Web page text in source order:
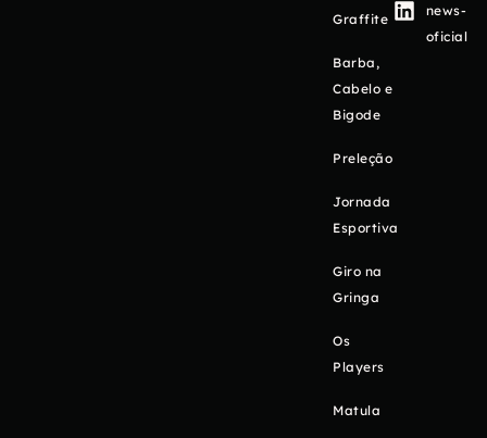
Graffite
Barba,
Cabelo e
Bigode
Preleção
Jornada
Esportiva
Giro na
Gringa
Os
Players
Matula
news-
oficial